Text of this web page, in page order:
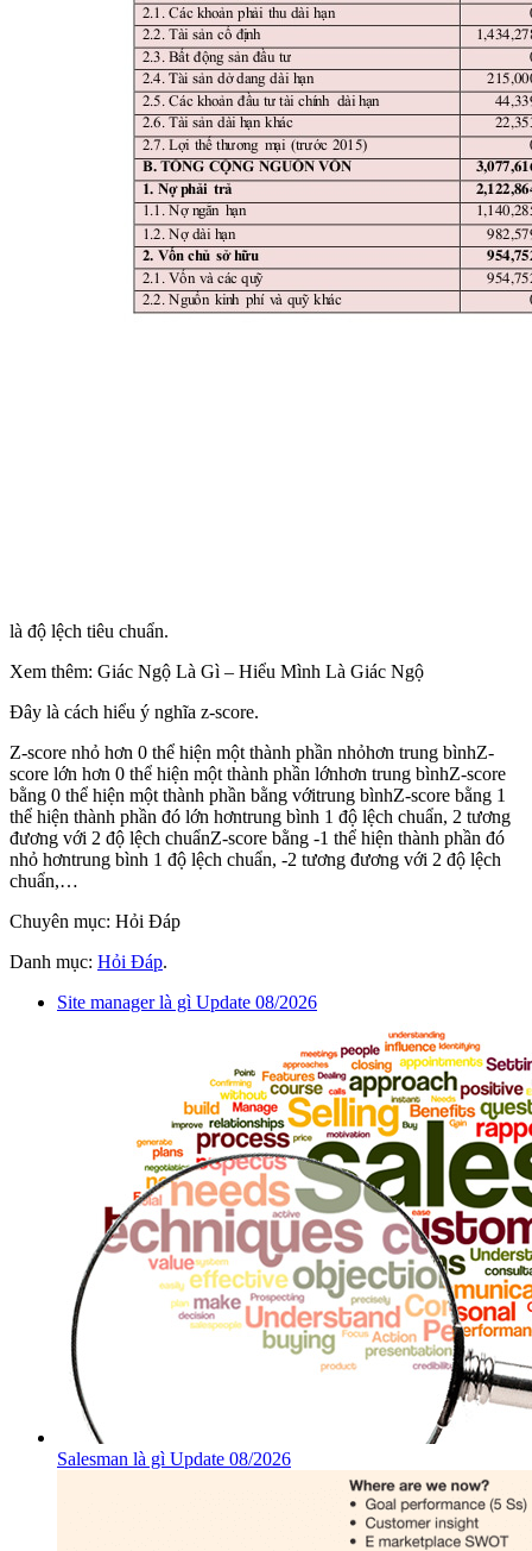
là độ lệch tiêu chuẩn.
Xem thêm: Giác Ngộ Là Gì – Hiểu Mình Là Giác Ngộ
Đây là cách hiểu ý nghĩa z-score.
Z-score nhỏ hơn 0 thể hiện một thành phần nhỏhơn trung bìnhZ-
score lớn hơn 0 thể hiện một thành phần lớnhơn trung bìnhZ-score
bằng 0 thể hiện một thành phần bằng vớitrung bìnhZ-score bằng 1
thể hiện thành phần đó lớn hơntrung bình 1 độ lệch chuẩn, 2 tương
đương với 2 độ lệch chuẩnZ-score bằng -1 thể hiện thành phần đó
nhỏ hơntrung bình 1 độ lệch chuẩn, -2 tương đương với 2 độ lệch
chuẩn,…
Chuyên mục: Hỏi Đáp
Danh mục: Hỏi Đáp.
Site manager là gì Update 08/2026
Salesman là gì Update 08/2026